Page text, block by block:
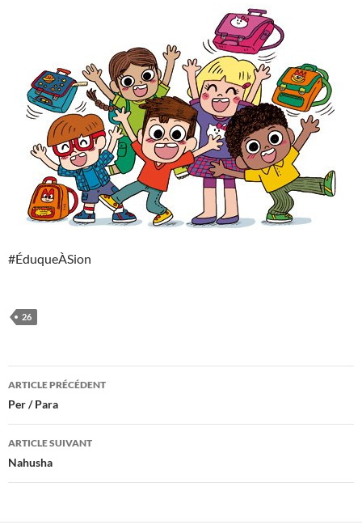
#ÉduqueÀSion
26
Navigation
des
articles
ARTICLE PRÉCÉDENT
Per / Para
ARTICLE SUIVANT
Nahusha